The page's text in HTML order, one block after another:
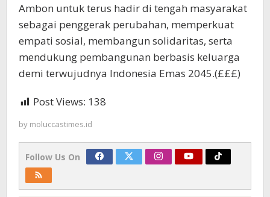
Ambon untuk terus hadir di tengah masyarakat
sebagai penggerak perubahan, memperkuat
empati sosial, membangun solidaritas, serta
mendukung pembangunan berbasis keluarga
demi terwujudnya Indonesia Emas 2045.(£££)
Post Views: 138
by moluccastimes.id
Follow Us On